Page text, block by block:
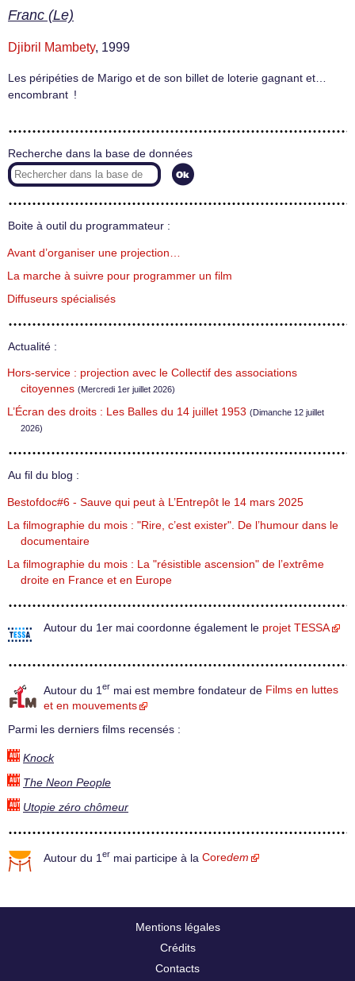
Franc (Le)
Djibril Mambety, 1999
Les péripéties de Marigo et de son billet de loterie gagnant et…
encombrant !
Recherche dans la base de données
Boite à outil du programmateur :
Avant d’organiser une projection…
La marche à suivre pour programmer un film
Diffuseurs spécialisés
Actualité :
Hors-service : projection avec le Collectif des associations
citoyennes (Mercredi 1er juillet 2026)
L’Écran des droits : Les Balles du 14 juillet 1953 (Dimanche 12 juillet
2026)
Au fil du blog :
Bestofdoc#6 - Sauve qui peut à L’Entrepôt le 14 mars 2025
La filmographie du mois : "Rire, c’est exister". De l’humour dans le
documentaire
La filmographie du mois : La "résistible ascension" de l’extrême
droite en France et en Europe
Autour du 1er mai coordonne également le projet TESSA
Autour du 1 er mai est membre fondateur de Films en luttes
et en mouvements
Parmi les derniers films recensés :
Knock
The Neon People
Utopie zéro chômeur
Autour du 1 er mai participe à la Coredem
Mentions légales
Crédits
Contacts